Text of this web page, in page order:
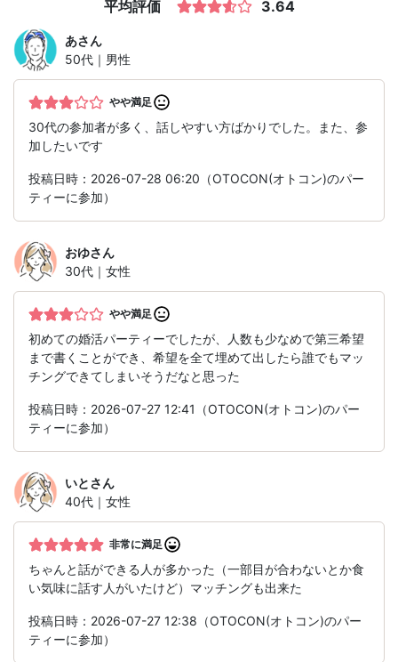
平均評価 3.64
あさん
50代｜男性
やや満足
30代の参加者が多く、話しやすい方ばかりでした。また、参
加したいです
投稿日時：2026-07-28 06:20（OTOCON(オトコン)のパー
ティーに参加）
おゆさん
30代｜女性
やや満足
初めての婚活パーティーでしたが、人数も少なめで第三希望
まで書くことができ、希望を全て埋めて出したら誰でもマッ
チングできてしまいそうだなと思った
投稿日時：2026-07-27 12:41（OTOCON(オトコン)のパー
ティーに参加）
いとさん
40代｜女性
非常に満足
ちゃんと話ができる人が多かった（一部目が合わないとか食
い気味に話す人がいたけど）マッチングも出来た
投稿日時：2026-07-27 12:38（OTOCON(オトコン)のパー
ティーに参加）